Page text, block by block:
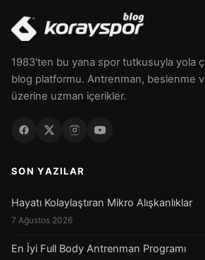
1983'ten bu yana spor tutkusuyla yola
blog platformu. Antrenman, beslenme
üzerine uzman içerikler.
SON YAZILAR
Hayatı Kolaylaştıran Mikro Alışkanlıklar
7 Ağustos 2026
En İyi Full Body Antrenman Programı